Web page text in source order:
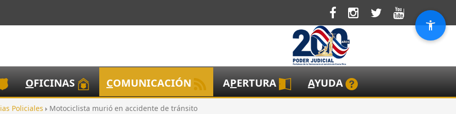
OFICINAS COMUNICACIÓN APERTURA AYUDA
Policiales Motociclista murió en accidente de tránsito